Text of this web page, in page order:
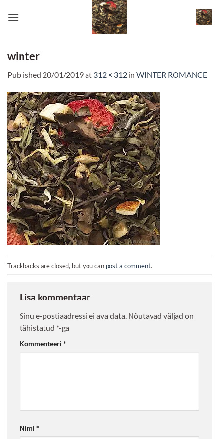
winter
Published 20/01/2019at 312 × 312 in WINTER ROMANCE
Trackbacks are closed, but you can post a comment.
Lisa kommentaar
Sinu e-postiaadressi ei avaldata. Nõutavad väljad on
tähistatud *-ga
Kommenteeri *
Nimi *